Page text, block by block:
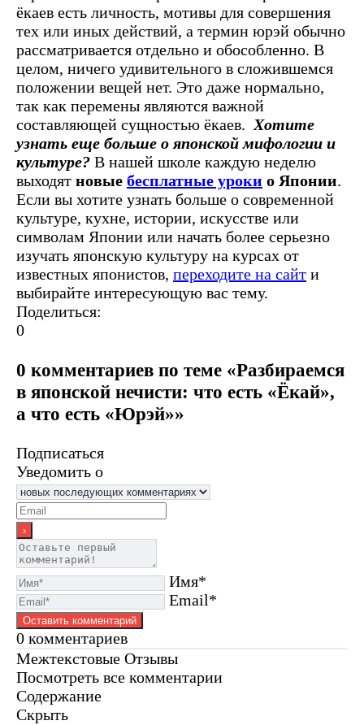
ёкаев есть личность, мотивы для совершения
тех или иных действий, а термин юрэй обычно
рассматривается отдельно и обособленно. В
целом, ничего удивительного в сложившемся
положении вещей нет. Это даже нормально,
так как перемены являются важной
составляющей сущностью ёкаев. Хотите
узнать еще больше о японской мифологии и
культуре? В нашей школе каждую неделю
выходят новые бесплатные уроки о Японии.
Если вы хотите узнать больше о современной
культуре, кухне, истории, искусстве или
символам Японии или начать более серьезно
изучать японскую культуру на курсах от
известных японистов, переходите на сайт и
выбирайте интересующую вас тему.
Поделиться:
0
0 комментариев по теме «Разбираемся
в японской нечисти: что есть «Ёкай»,
а что есть «Юрэй»»
Подписаться
Уведомить о
Имя*
Email*
0 комментариев
Межтекстовые Отзывы
Посмотреть все комментарии
Содержание
Скрыть